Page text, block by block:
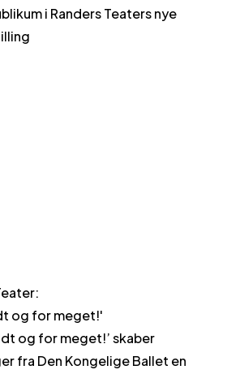
i Randers Teaters nye
:
og for meget!'
og for meget!’ skaber
fra Den Kongelige Ballet en